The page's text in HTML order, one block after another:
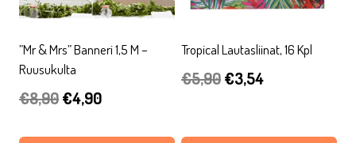
”Mr & Mrs” Banneri 1,5 M –
Ruusukulta
€8,90Alkuperäinen
€4,90Nykyinen
Tropical Lautasliinat, 16 Kpl
€5,90Alkuperäinen
€3,54Nykyinen